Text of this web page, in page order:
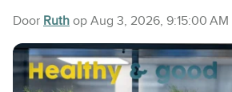
Door Ruth op Aug 3, 2026, 9:15:00 AM